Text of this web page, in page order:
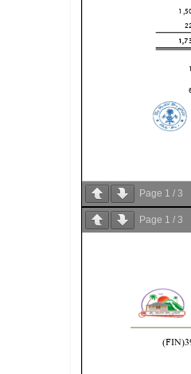
Page 1 / 3
Page 1 / 3